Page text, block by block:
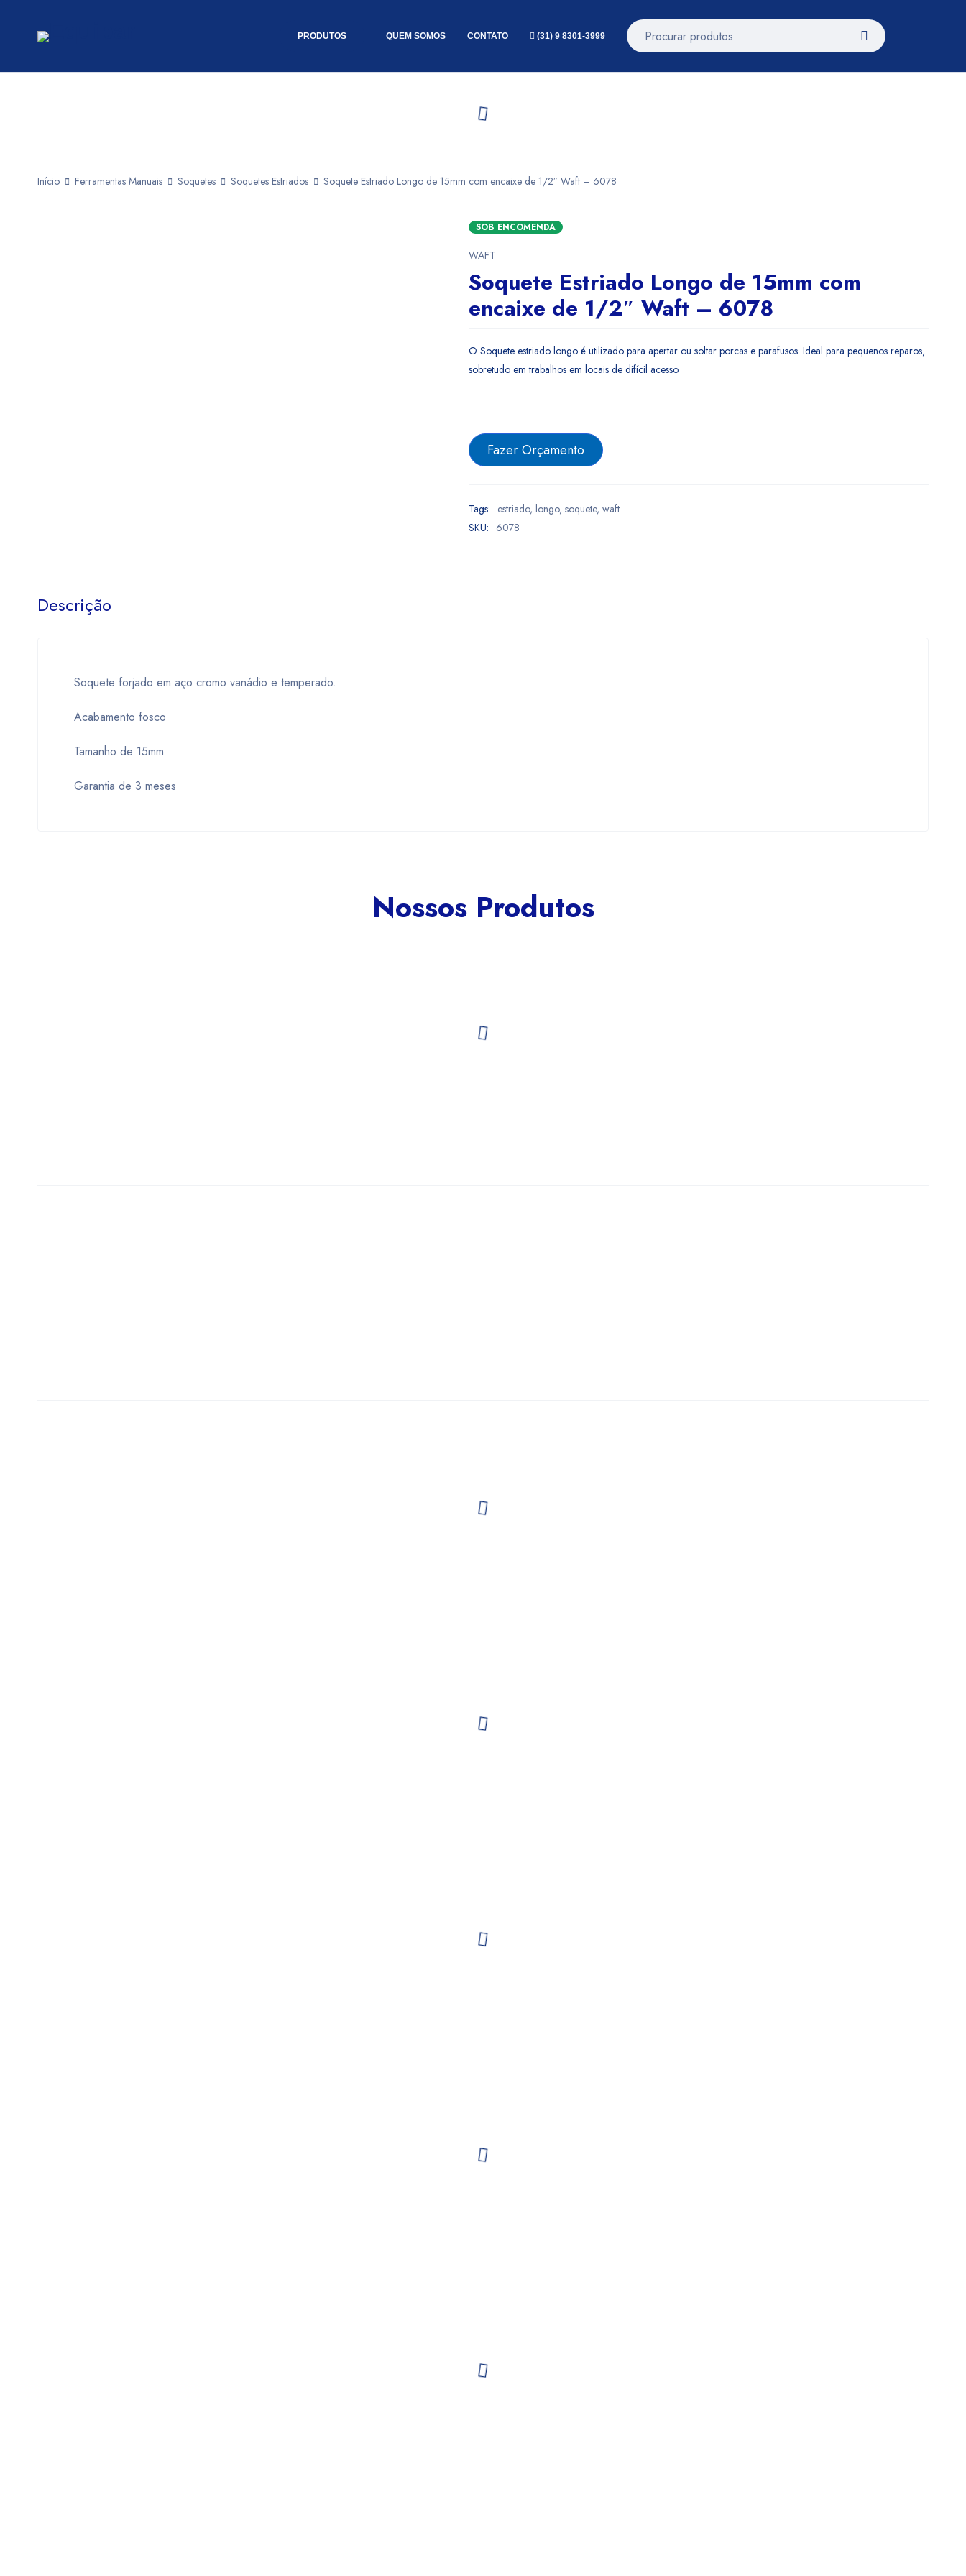
PRODUTOS QUEM SOMOS CONTATO (31) 9 8301-3999
Início Ferramentas Manuais Soquetes Soquetes Estriados Soquete Estriado Longo de 15mm com encaixe de 1/2″ Waft – 6078
SOB ENCOMENDA
WAFT
Soquete Estriado Longo de 15mm com
encaixe de 1/2″ Waft – 6078
O Soquete estriado longo é utilizado para apertar ou soltar porcas e parafusos. Ideal para pequenos reparos,
sobretudo em trabalhos em locais de difícil acesso.
Fazer Orçamento
Tags: estriado,longo,soquete,waft
SKU: 6078
Descrição
Soquete forjado em aço cromo vanádio e temperado.
Acabamento fosco
Tamanho de 15mm
Garantia de 3 meses
Nossos Produtos